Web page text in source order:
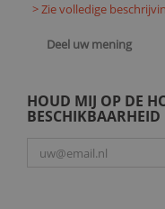
> Zie volledige
Deel uw mening
HOUD MIJ OP DE
BESCHIKBAARHEID